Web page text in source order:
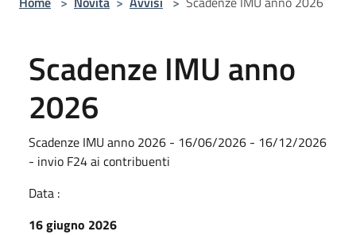
Scadenze IMU anno
2026
Scadenze IMU anno 2026 - 16/06/2026 - 16/12/2026
- invio F24 ai contribuenti
Data :
16 giugno 2026